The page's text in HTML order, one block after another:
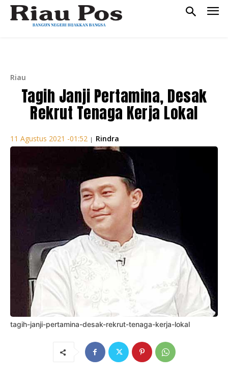
Riau
Tagih Janji Pertamina, Desak
Rekrut Tenaga Kerja Lokal
11 Agustus 2021 -01:52 | Rindra
tagih-janji-pertamina-desak-rekrut-tenaga-kerja-lokal